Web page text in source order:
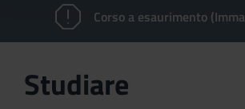
Corso a esaurimento
Studiare